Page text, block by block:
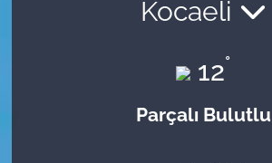
Kocaeli
12°
Parçalı Bulutlu
Kamu Alımları